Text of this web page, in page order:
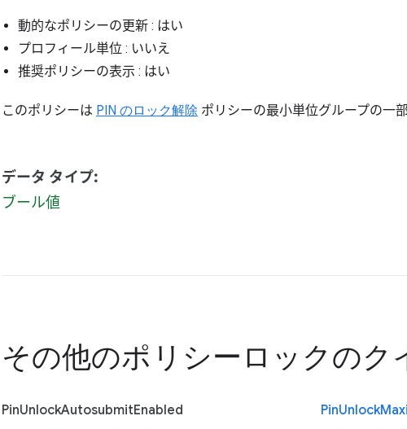
動的なポリシーの更新 : はい
プロフィール単位 : いいえ
推奨ポリシーの表示 : はい
このポリシーは PIN のロック解除 ポリシーの最小単位グループの一部
データ タイプ:
ブール値
その他のポリシー ロックのク
PinUnlockAutosubmitEnabled PinUnlock